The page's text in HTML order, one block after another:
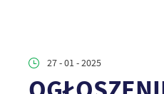
27 - 01 - 2025